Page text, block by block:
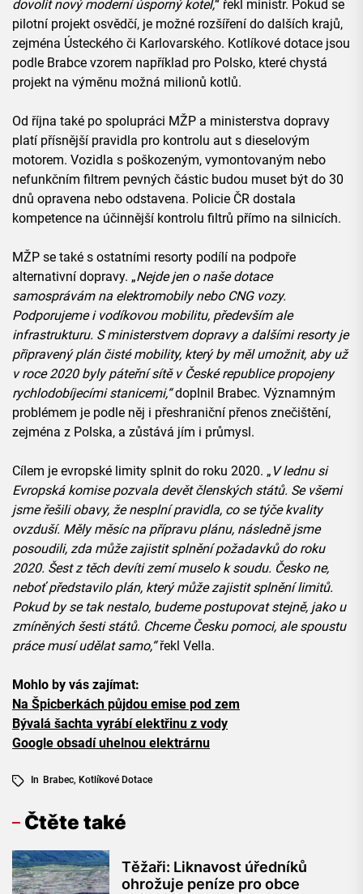
dovolit nový moderní úsporný kotel,“ řekl ministr. Pokud se
pilotní projekt osvědčí, je možné rozšíření do dalších krajů,
zejména Ústeckého či Karlovarského. Kotlíkové dotace jsou
podle Brabce vzorem například pro Polsko, které chystá
projekt na výměnu možná milionů kotlů.
Od října také po spolupráci MŽP a ministerstva dopravy
platí přísnější pravidla pro kontrolu aut s dieselovým
motorem. Vozidla s poškozeným, vymontovaným nebo
nefunkčním filtrem pevných částic budou muset být do 30
dnů opravena nebo odstavena. Policie ČR dostala
kompetence na účinnější kontrolu filtrů přímo na silnicích.
MŽP se také s ostatními resorty podílí na podpoře
alternativní dopravy. „Nejde jen o naše dotace
samosprávám na elektromobily nebo CNG vozy.
Podporujeme i vodíkovou mobilitu, především ale
infrastrukturu. S ministerstvem dopravy a dalšími resorty je
připravený plán čisté mobility, který by měl umožnit, aby už
v roce 2020 byly páteřní sítě v České republice propojeny
rychlodobíjecími stanicemi,“doplnil Brabec. Významným
problémem je podle něj i přeshraniční přenos znečištění,
zejména z Polska, a zůstává jím i průmysl.
Cílem je evropské limity splnit do roku 2020. „ V lednu si
Evropská komise pozvala devět členských států. Se všemi
jsme řešili obavy, že nesplní pravidla, co se týče kvality
ovzduší. Měly měsíc na přípravu plánu, následně jsme
posoudili, zda může zajistit splnění požadavků do roku
2020. Šest z těch devíti zemí muselo k soudu. Česko ne,
neboť představilo plán, který může zajistit splnění limitů.
Pokud by se tak nestalo, budeme postupovat stejně, jako u
zmíněných šesti států. Chceme Česku pomoci, ale spoustu
práce musí udělat samo,“řekl Vella.
Mohlo by vás zajímat:
Na Špicberkách půjdou emise pod zem
Bývalá šachta vyrábí elektřinu z vody
Google obsadí uhelnou elektrárnu
In Brabec, Kotlíkové Dotace
Čtěte také
Těžaři: Liknavost úředníků
ohrožuje peníze pro obce